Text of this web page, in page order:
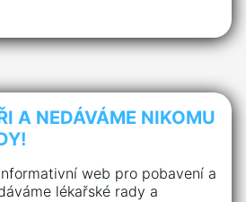
A NEDÁVÁME NIKOMU
web pro pobavení a
lékařské rady a